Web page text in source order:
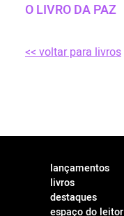
O LIVRO DA PAZ
<< voltar para livros
lançamentos
livros
destaques
espaço do leitor